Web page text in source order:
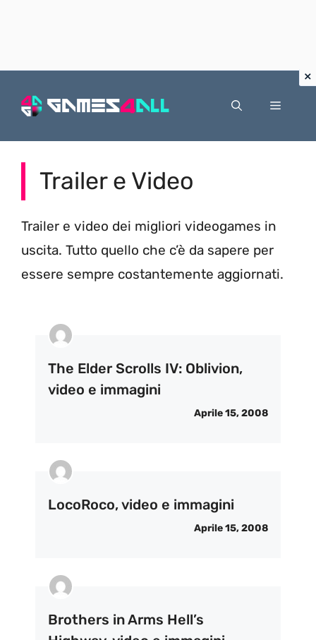
Menu
Trailer e Video
Trailer e video dei migliori videogames in
uscita. Tutto quello che c’è da sapere per
essere sempre costantemente aggiornati.
The Elder Scrolls IV: Oblivion,
video e immagini
Aprile 15, 2008
LocoRoco, video e immagini
Aprile 15, 2008
Brothers in Arms Hell’s